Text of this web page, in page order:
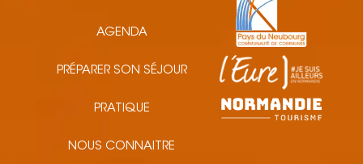
AGENDA
PRÉPARER SON SÉJOUR
PRATIQUE
NOUS CONNAITRE